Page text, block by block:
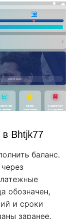
в Bhtjk77
баланс.
обозначен,
и сроки
заранее.